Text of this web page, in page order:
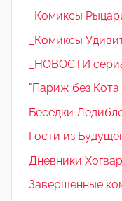
_Комиксы
_Комиксы
_НОВОСТИ
"Париж без Кота
Беседки
Гости из
Дневники
Завершенные